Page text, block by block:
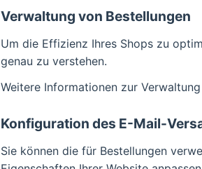
Verwaltung von Bestellungen
Um die Effizienz Ihres Shops zu
genau zu verstehen.
Weitere Informationen zur
Konfiguration des E-Mail-
Sie können die für Bestellungen